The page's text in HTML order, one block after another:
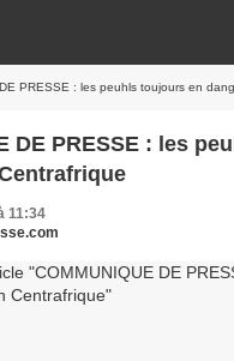
PRESSE : les peuhls toujours en
DE PRESSE : les
11:34